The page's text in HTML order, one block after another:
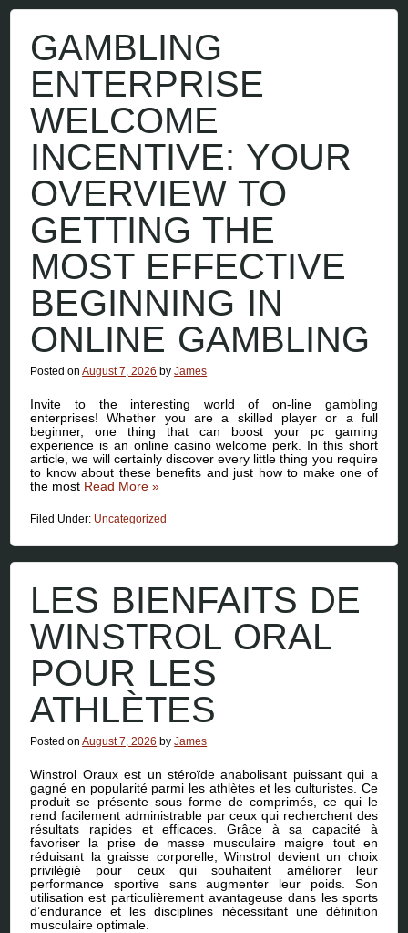
GAMBLING
ENTERPRISE
WELCOME
INCENTIVE: YOUR
OVERVIEW TO
GETTING THE
MOST EFFECTIVE
BEGINNING IN
ONLINE GAMBLING
Posted onAugust 7, 2026 byJames
Invite to the interesting world of on-line gambling
enterprises! Whether you are a skilled player or a full
beginner, one thing that can boost your pc gaming
experience is an online casino welcome perk. In this short
article, we will certainly discover every little thing you require
to know about these benefits and just how to make one of
the most Read More»
Filed Under: Uncategorized
LES BIENFAITS DE
WINSTROL ORAL
POUR LES
ATHLÈTES
Posted onAugust 7, 2026 byJames
Winstrol Oraux est un stéroïde anabolisant puissant qui a
gagné en popularité parmi les athlètes et les culturistes. Ce
produit se présente sous forme de comprimés, ce qui le
rend facilement administrable par ceux qui recherchent des
résultats rapides et efficaces. Grâce à sa capacité à
favoriser la prise de masse musculaire maigre tout en
réduisant la graisse corporelle, Winstrol devient un choix
privilégié pour ceux qui souhaitent améliorer leur
performance sportive sans augmenter leur poids. Son
utilisation est particulièrement avantageuse dans les sports
d’endurance et les disciplines nécessitant une définition
musculaire optimale.